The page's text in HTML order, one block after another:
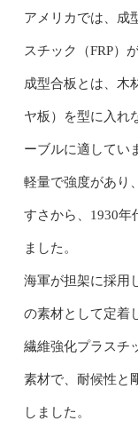
アメリカでは、成
スチック（FRP）
成型合板とは、木
ヤ板）を型に入れ
ーブルに適してい
軽量で強度があり
すさから、1930年
ました。
海軍が担架に採用
の素材として定着
繊維強化プラスチ
素材で、耐候性と
しました。